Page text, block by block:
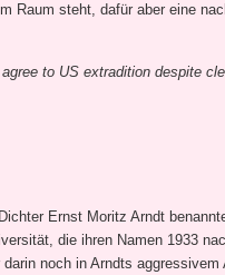
Raum steht, dafür aber eine
to US extradition despite
Ernst Moritz Arndt
die ihren Namen 1933
noch in Arndts